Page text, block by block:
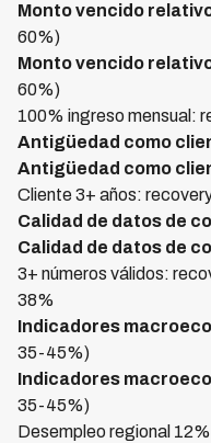
Monto vencido
60%)
Monto vencido
60%)
100% ingreso mensual:
Antigüedad como
Antigüedad como
Cliente 3+ años:
Calidad de datos de
Calidad de datos de
3+ números válidos:
38%
Indicadores
35-45%)
Indicadores
35-45%)
Desempleo regional